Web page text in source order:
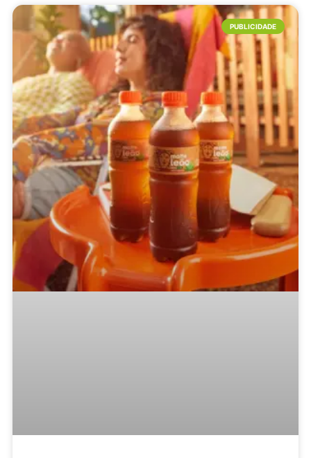
PUBLICIDADE